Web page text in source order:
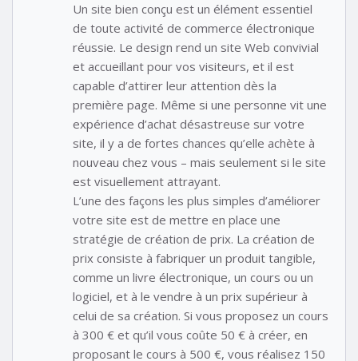
Un site bien conçu est un élément essentiel
de toute activité de commerce électronique
réussie. Le design rend un site Web convivial
et accueillant pour vos visiteurs, et il est
capable d’attirer leur attention dès la
première page. Même si une personne vit une
expérience d’achat désastreuse sur votre
site, il y a de fortes chances qu’elle achète à
nouveau chez vous – mais seulement si le site
est visuellement attrayant.
L’une des façons les plus simples d’améliorer
votre site est de mettre en place une
stratégie de création de prix. La création de
prix consiste à fabriquer un produit tangible,
comme un livre électronique, un cours ou un
logiciel, et à le vendre à un prix supérieur à
celui de sa création. Si vous proposez un cours
à 300 € et qu’il vous coûte 50 € à créer, en
proposant le cours à 500 €, vous réalisez 150